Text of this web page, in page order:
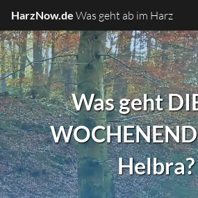
HarzNow.de Was geht ab im Harz
Was geht
Helbra?